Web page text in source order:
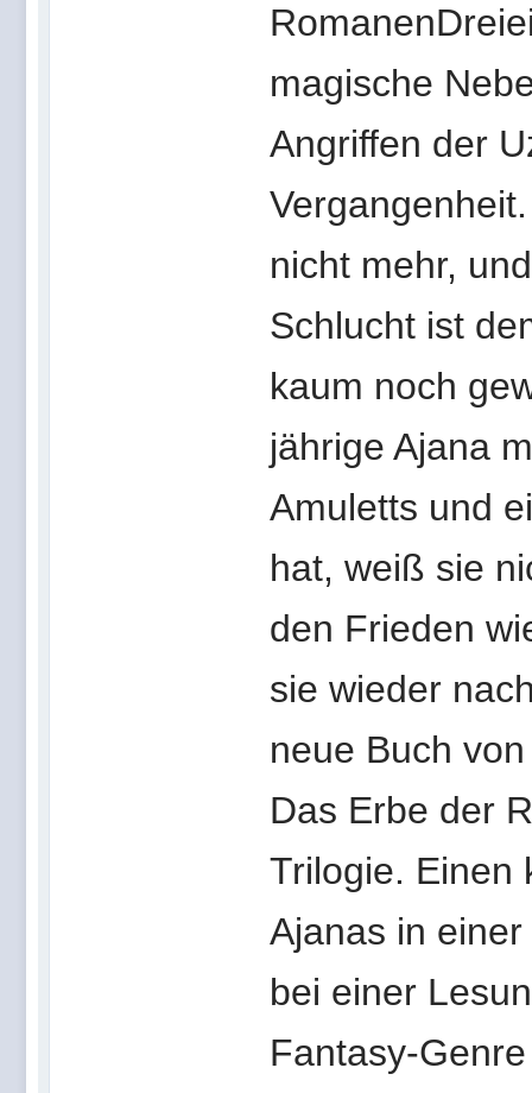
magische
Angriffen der
nicht mehr,
Schlucht ist
kaum noch
jährige Ajana
Amuletts und
hat, weiß sie
den Frieden
sie wieder
neue Buch
Das Erbe der
Trilogie. Einen
Ajanas in
bei einer
Fantasy-